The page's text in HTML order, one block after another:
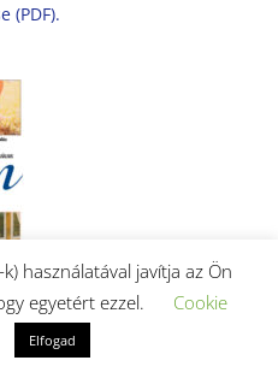
(PDF).
használatával javítja az Ön
egyetért ezzel.
Cookie
Elfogad